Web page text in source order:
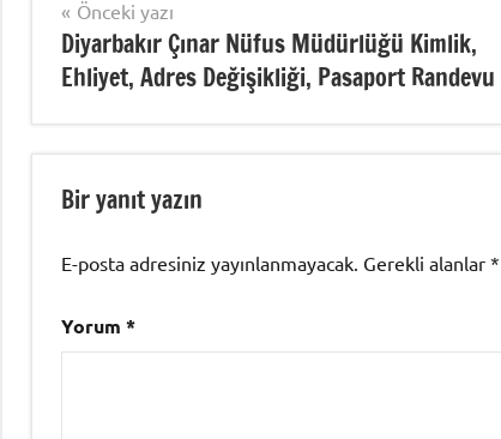
Yazı
gezinmesi
Önceki yazı
Diyarbakır Çınar Nüfus Müdürlüğü Kimlik,
Ehliyet, Adres Değişikliği, Pasaport Randevu
Bir yanıt yazın
E-posta adresiniz yayınlanmayacak. Gerekli alanlar *
Yorum *